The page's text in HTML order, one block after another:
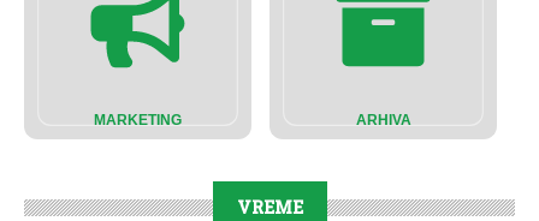
MARKETING ARHIVA
VREME